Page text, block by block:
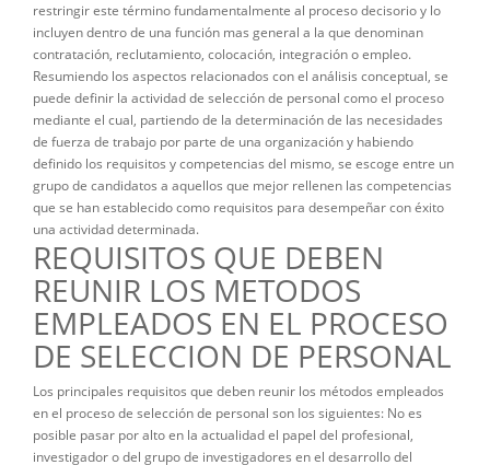
restringir este término fundamentalmente al proceso decisorio y lo
incluyen dentro de una función mas general a la que denominan
contratación, reclutamiento, colocación, integración o empleo.
Resumiendo los aspectos relacionados con el análisis conceptual, se
puede definir la actividad de selección de personal como el proceso
mediante el cual, partiendo de la determinación de las necesidades
de fuerza de trabajo por parte de una organización y habiendo
definido los requisitos y competencias del mismo, se escoge entre un
grupo de candidatos a aquellos que mejor rellenen las competencias
que se han establecido como requisitos para desempeñar con éxito
una actividad determinada.
REQUISITOS QUE DEBEN
REUNIR LOS METODOS
EMPLEADOS EN EL PROCESO
DE SELECCION DE PERSONAL
Los principales requisitos que deben reunir los métodos empleados
en el proceso de selección de personal son Ios siguientes: No es
posible pasar por alto en la actualidad el papel del profesional,
investigador o del grupo de investigadores en el desarrollo del